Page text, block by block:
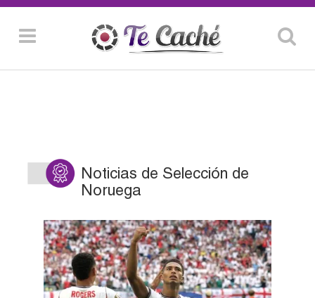
Noticias de Selección de
Noruega